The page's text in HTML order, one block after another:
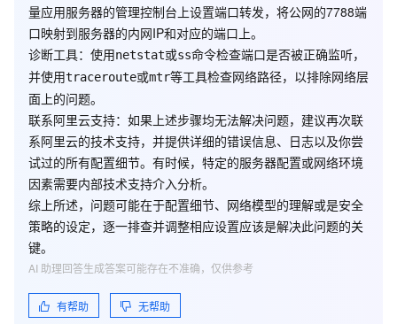
量应用服务器的管理控制台上设置端口转发，将公网的7788端
口映射到服务器的内网IP和对应的端口上。
诊断工具：使用netstat或ss命令检查端口是否被正确监听，
并使用traceroute或mtr等工具检查网络路径，以排除网络层
面上的问题。
联系阿里云支持：如果上述步骤均无法解决问题，建议再次联
系阿里云的技术支持，并提供详细的错误信息、日志以及你尝
试过的所有配置细节。有时候，特定的服务器配置或网络环境
因素需要内部技术支持介入分析。
综上所述，问题可能在于配置细节、网络模型的理解或是安全
策略的设定，逐一排查并调整相应设置应该是解决此问题的关
键。
有帮助 无帮助
AI 助理回答生成答案可能存在不准确，仅供参考